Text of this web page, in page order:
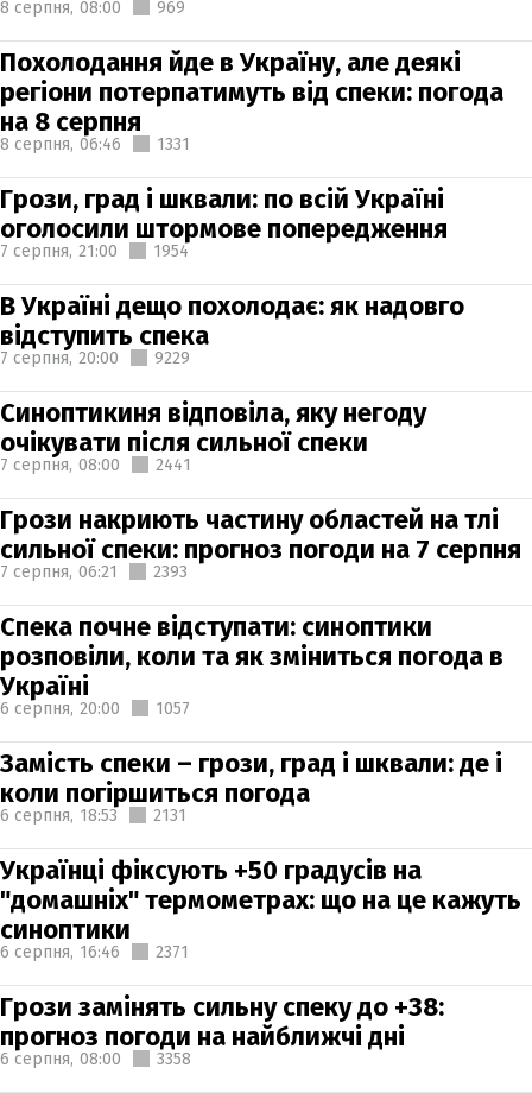
8 серпня, 08:00 969
Похолодання йде в Україну, але деякі
регіони потерпатимуть від спеки: погода
на 8 серпня
8 серпня, 06:46 1331
Грози, град і шквали: по всій Україні
оголосили штормове попередження
7 серпня, 21:00 1954
В Україні дещо похолодає: як надовго
відступить спека
7 серпня, 20:00 9229
Синоптикиня відповіла, яку негоду
очікувати після сильної спеки
7 серпня, 08:00 2441
Грози накриють частину областей на тлі
сильної спеки: прогноз погоди на 7 серпня
7 серпня, 06:21 2393
Спека почне відступати: синоптики
розповіли, коли та як зміниться погода в
Україні
6 серпня, 20:00 1057
Замість спеки – грози, град і шквали: де і
коли погіршиться погода
6 серпня, 18:53 2131
Українці фіксують +50 градусів на
"домашніх" термометрах: що на це кажуть
синоптики
6 серпня, 16:46 2371
Грози замінять сильну спеку до +38:
прогноз погоди на найближчі дні
6 серпня, 08:00 3358